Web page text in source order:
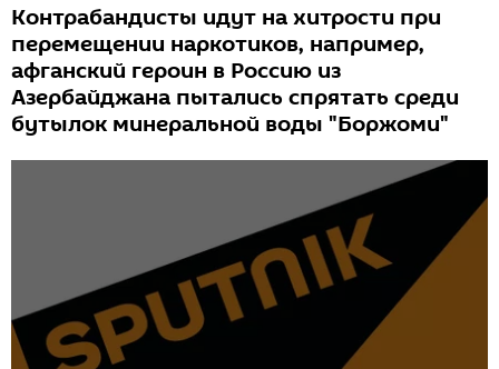
Контрабандисты идут на хитрости при
перемещении наркотиков, например,
афганский героин в Россию из
Азербайджана пытались спрятать среди
бутылок минеральной воды "Боржоми"